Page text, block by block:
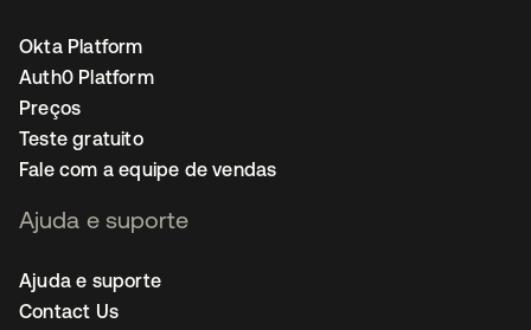
Okta Platform
Auth0 Platform
Preços
Teste gratuito
Fale com a equipe de vendas
Ajuda e suporte
Ajuda e suporte
Contact Us